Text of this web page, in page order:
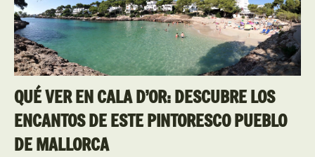
QUÉ VER EN CALA D’OR: DESCUBRE LOS
ENCANTOS DE ESTE PINTORESCO PUEBLO
DE MALLORCA